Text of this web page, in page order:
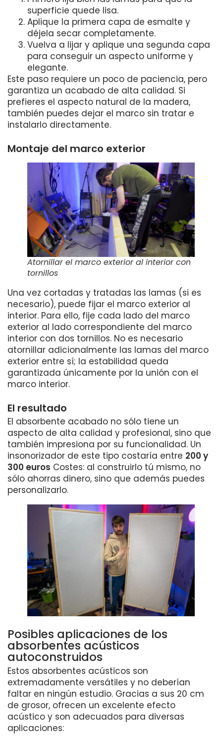
superficie quede lisa.
Aplique la primera capa de esmalte y
déjela secar completamente.
Vuelva a lijar y aplique una segunda capa
para conseguir un aspecto uniforme y
elegante.
Este paso requiere un poco de paciencia, pero
garantiza un acabado de alta calidad. Si
prefieres el aspecto natural de la madera,
también puedes dejar el marco sin tratar e
instalarlo directamente.
Montaje del marco exterior
Atornillar el marco exterior al interior con
tornillos
Una vez cortadas y tratadas las lamas (si es
necesario), puede fijar el marco exterior al
interior. Para ello, fije cada lado del marco
exterior al lado correspondiente del marco
interior con dos tornillos. No es necesario
atornillar adicionalmente las lamas del marco
exterior entre sí; la estabilidad queda
garantizada únicamente por la unión con el
marco interior.
El resultado
El absorbente acabado no sólo tiene un
aspecto de alta calidad y profesional, sino que
también impresiona por su funcionalidad. Un
insonorizador de este tipo costaría entre 200 y
300 euros Costes: al construirlo tú mismo, no
sólo ahorras dinero, sino que además puedes
personalizarlo.
Posibles aplicaciones de los
absorbentes acústicos
autoconstruidos
Estos absorbentes acústicos son
extremadamente versátiles y no deberían
faltar en ningún estudio. Gracias a sus 20 cm
de grosor, ofrecen un excelente efecto
acústico y son adecuados para diversas
aplicaciones: